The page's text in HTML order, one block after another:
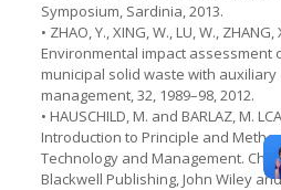
Symposium, Sardinia, 2013.
• ZHAO, Y., XING, W., LU, W., ZHANG,
Environmental impact assessment
municipal solid waste with auxiliary
management, 32, 1989–98, 2012.
• HAUSCHILD, M. and BARLAZ, M.
Introduction to Principle and
Technology and Management.
Blackwell Publishing, John Wiley